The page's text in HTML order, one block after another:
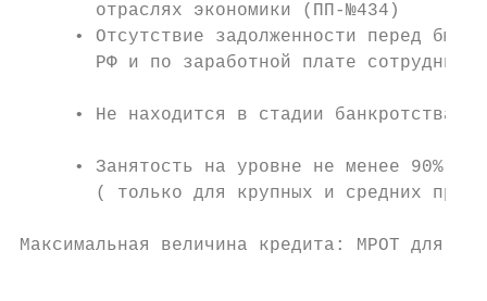
отраслях экономики (ПП-№434)
• Отсутствие задолженности перед
       РФ и по заработной плате сотрудникам
     • Не находится в стадии банкротства
• Занятость на уровне не менее 90% от
( только для крупных и средних
Максимальная величина кредита: МРОТ для